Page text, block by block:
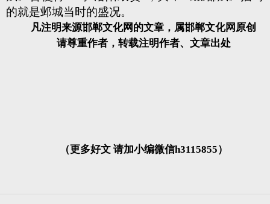
的就是邺城当时的盛况。
凡注明来源邯郸文化网的文章，属邯郸文化网原创
请尊重作者，转载注明作者、文章出处
（更多好文 请加小编微信h3115855）